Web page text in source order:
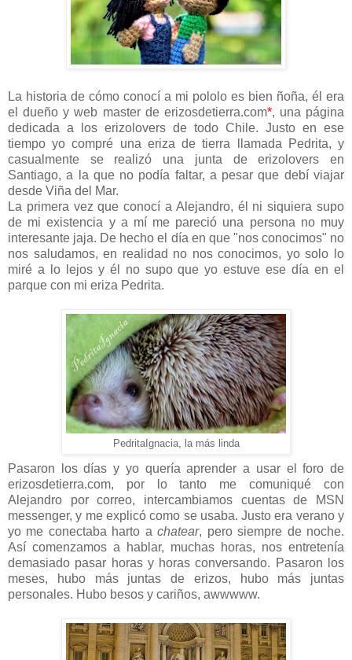
La historia de cómo conocí a mi pololo es bien ñoña, él era
el dueño y web master de erizosdetierra.com*, una página
dedicada a los erizolovers de todo Chile. Justo en ese
tiempo yo compré una eriza de tierra llamada Pedrita, y
casualmente se realizó una junta de erizolovers en
Santiago, a la que no podía faltar, a pesar que debí viajar
desde Viña del Mar.
La primera vez que conocí a Alejandro, él ni siquiera supo
de mi existencia y a mí me pareció una persona no muy
interesante jaja. De hecho el día en que "nos conocimos" no
nos saludamos, en realidad no nos conocimos, yo solo lo
miré a lo lejos y él no supo que yo estuve ese día en el
parque con mi eriza Pedrita.
PedritaIgnacia, la más linda
Pasaron los días y yo quería aprender a usar el foro de
erizosdetierra.com, por lo tanto me comuniqué con
Alejandro por correo, intercambiamos cuentas de MSN
messenger, y me explicó como se usaba. Justo era verano y
yo me conectaba harto achatear, pero siempre de noche.
Así comenzamos a hablar, muchas horas, nos entretenía
demasiado pasar horas y horas conversando. Pasaron los
meses, hubo más juntas de erizos, hubo más juntas
personales. Hubo besos y cariños, awwwww.